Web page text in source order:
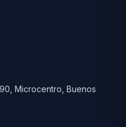
Microcentro, Buenos